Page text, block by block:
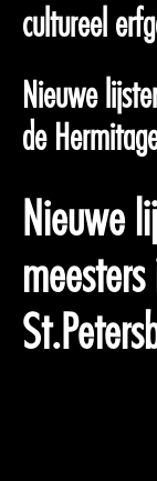
cultureel
Nieuwe
de
Nieuwe